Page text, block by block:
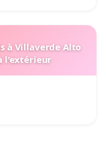
à Villaverde Alto
l'extérieur